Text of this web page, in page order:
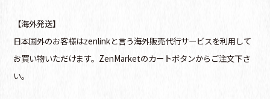
【海外発送】
日本国外のお客様はzenlinkと言う海外販売代行サービスを利用して
お買い物いただけます。ZenMarketのカートボタンからご注文下さ
い。